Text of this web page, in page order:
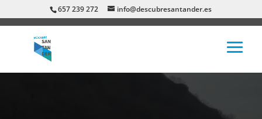
657 239 272 info@descubresantander.es